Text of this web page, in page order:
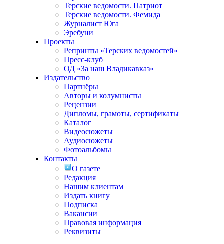
Терские ведомости. Патриот
Терские ведомости. Фемида
Журналист Юга
Эребуни
Проекты
Репринты «Терских ведомостей»
Пресс-клуб
ОД «За наш Владикавказ»
Издательство
Партнёры
Авторы и колумнисты
Рецензии
Дипломы, грамоты, сертификаты
Каталог
Видеосюжеты
Аудиосюжеты
Фотоальбомы
Контакты
О газете
Редакция
Нашим клиентам
Издать книгу
Подписка
Вакансии
Правовая информация
Реквизиты